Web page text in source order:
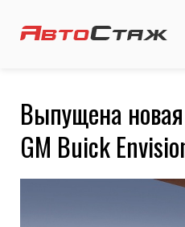
Выпущена
GM Buick